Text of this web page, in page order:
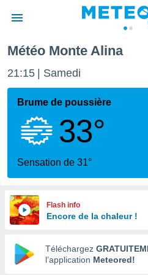
de
en
Météo Monte Alina
21:15 Samedi
Brume de poussière
33°
Sensation de 31°
Flash info
Encore de la chaleur !
Téléchargez
l’application Meteored!